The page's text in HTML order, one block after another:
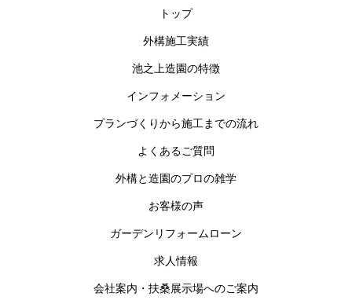
トップ
外構施工実績
池之上造園の特徴
インフォメーション
プランづくりから施工までの流れ
よくあるご質問
外構と造園のプロの雑学
お客様の声
ガーデンリフォームローン
求人情報
会社案内・扶桑展示場へのご案内